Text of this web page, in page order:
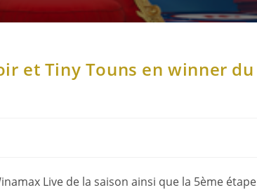
et Tiny Touns en winner du
Live de la saison ainsi que la 5ème étape